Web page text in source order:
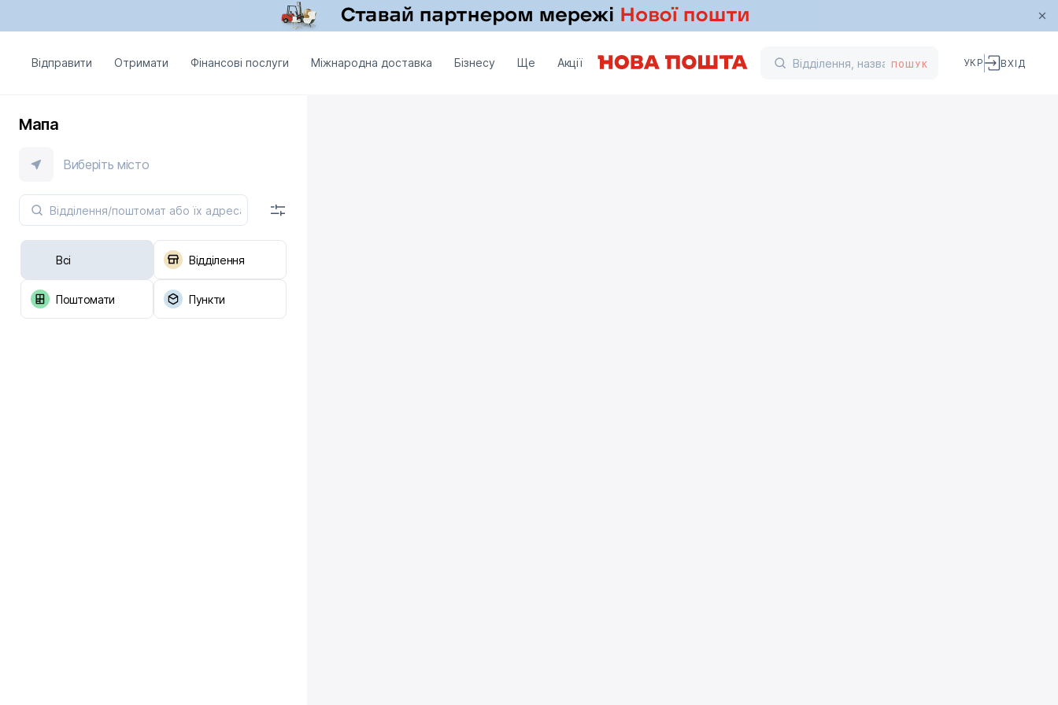
Відправити Отримати Фінансові послуги Міжнародна доставка Бізнесу Ще Акції ПОШУК УКР ВХІД
Мапа
Виберіть місто
Всі Відділення
Поштомати Пункти